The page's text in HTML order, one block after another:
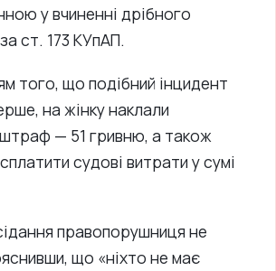
у вчиненні дрібного
ст. 173 КУпАП.
того, що подібний інцидент
на жінку наклали
штраф — 51 гривню, а також
судові витрати у сумі
правопорушниця не
що «ніхто не має